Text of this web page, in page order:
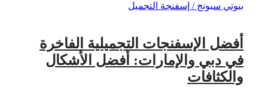
بيوتي سبونج / إسفنجة التجميل
أفضل الإسفنجات التجميلية الفاخرة
في دبي والإمارات: أفضل الأشكال
والكثافات